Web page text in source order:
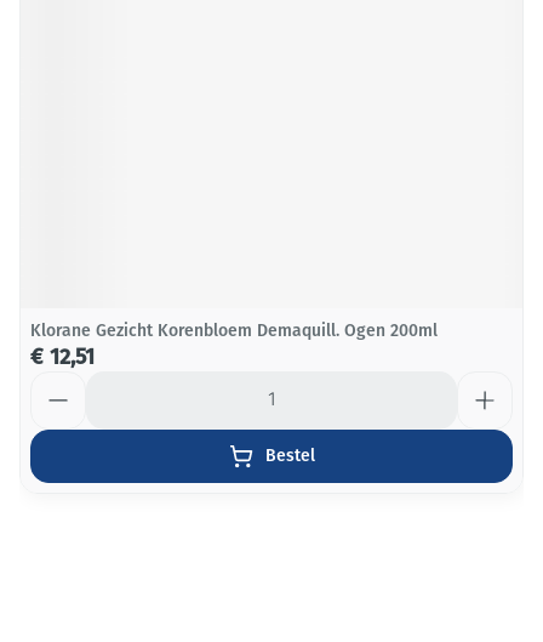
Klorane Gezicht Korenbloem Demaquill. Ogen 200ml
€ 12,51
Bestel